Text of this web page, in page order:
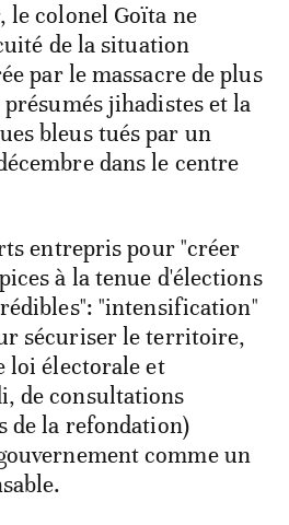
le colonel Goïta ne
de la situation
par le massacre de plus
jihadistes et la
bleus tués par un
dans le centre
entrepris pour "créer
à la tenue d'élections
"intensification"
sécuriser le territoire,
loi électorale et
de consultations
de la refondation)
comme un